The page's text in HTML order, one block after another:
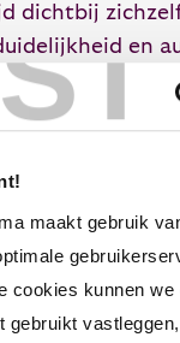
maakt gebruik
cookies kunnen
gebruikt
dichtbij
en
de KIM
vertraging in te
energie en
team niet mee
wat anderen
gaan leggen,
lassen met